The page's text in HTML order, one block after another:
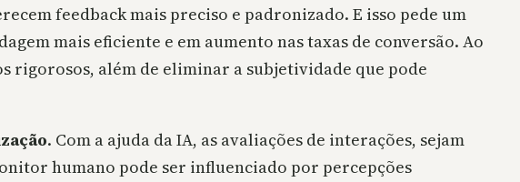
feedback mais preciso e padronizado. E isso pede um
mais eficiente e em aumento nas taxas de conversão. Ao
rigorosos, além de eliminar a subjetividade que pode
. Com a ajuda da IA, as avaliações de interações, sejam
humano pode ser influenciado por percepções